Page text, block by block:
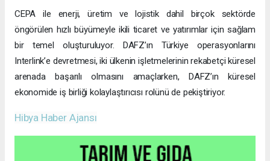
CEPA ile enerji, üretim ve lojistik dahil birçok sektörde
öngörülen hızlı büyümeyle ikili ticaret ve yatırımlar için sağlam
bir temel oluşturuluyor. DAFZ’ın Türkiye operasyonlarını
Interlink’e devretmesi, iki ülkenin işletmelerinin rekabetçi küresel
arenada başarılı olmasını amaçlarken, DAFZ’ın küresel
ekonomide iş birliği kolaylaştırıcısı rolünü de pekiştiriyor.
Hibya Haber Ajansı